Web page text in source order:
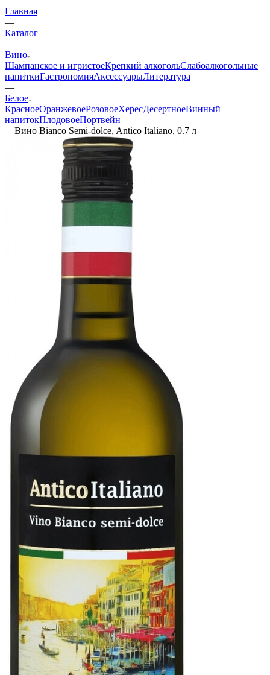
Главная
—
Каталог
—
Вино
Шампанское и игристоеКрепкий алкогольСлабоалкогольные
напиткиГастрономияАксессуарыЛитература
—
Белое
КрасноеОранжевоеРозовоеХересДесертноеВинный
напитокПлодовоеПортвейн
—Вино Bianco Semi-dolce, Antico Italiano, 0.7 л